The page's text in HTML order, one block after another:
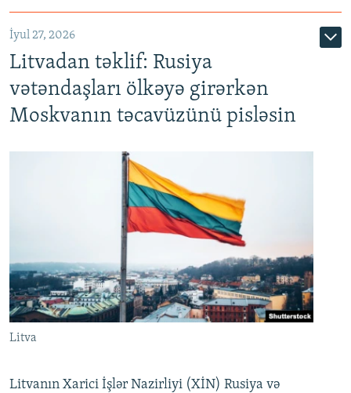
İyul 27, 2026
Litvadan təklif: Rusiya
vətəndaşları ölkəyə girərkən
Moskvanın təcavüzünü pisləsin
Litva
Litvanın Xarici İşlər Nazirliyi (XİN) Rusiya və